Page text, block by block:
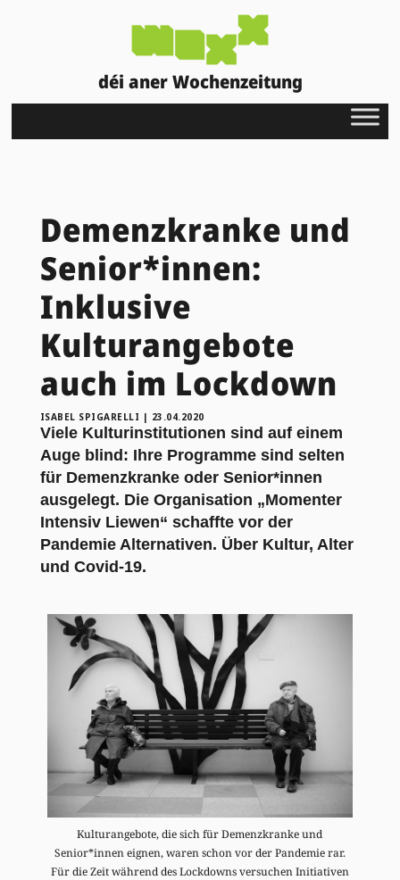
déi aner Wochenzeitung
Demenzkranke und
Senior*innen:
Inklusive
Kulturangebote
auch im Lockdown
ISABEL SPIGARELLI | 23.04.2020
Viele Kulturinstitutionen sind auf einem
Auge blind: Ihre Programme sind selten
für Demenzkranke oder Senior*innen
ausgelegt. Die Organisation „Momenter
Intensiv Liewen“ schaffte vor der
Pandemie Alternativen. Über Kultur, Alter
und Covid-19.
Kulturangebote, die sich für Demenzkranke und
Senior*innen eignen, waren schon vor der Pandemie rar.
Für die Zeit während des Lockdowns versuchen Initiativen